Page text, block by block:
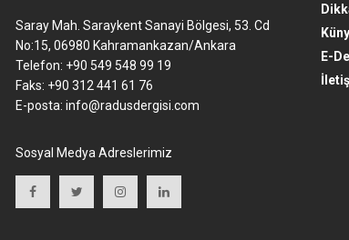
Saray Mah. Saraykent Sanayi Bölgesi, 53. Cd
No:15, 06980 Kahramankazan/Ankara
Telefon: +90 549 548 99 19
Faks: +90 312 441 61 76
E-posta: info@radusdergisi.com
Sosyal Medya Adreslerimiz
E-